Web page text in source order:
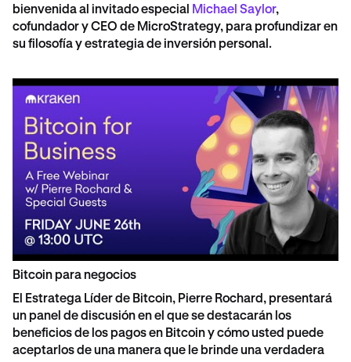
bienvenida al invitado especial
Michael Saylor,
cofundador y CEO de MicroStrategy, para profundizar en
su filosofía y estrategia de inversión personal.
Bitcoin para negocios
El Estratega Líder de Bitcoin, Pierre Rochard, presentará
un panel de discusión en el que se destacarán los
beneficios de los pagos en Bitcoin y cómo usted puede
aceptarlos de una manera que le brinde una verdadera